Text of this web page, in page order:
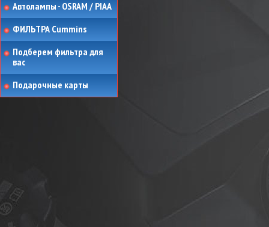
Автолампы - OSRAM / PIAA
ФИЛЬТРА Cummins
Подберем фильтра для
вас
Подарочные карты